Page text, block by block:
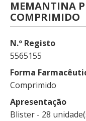
MEMANTINA
COMPRIMIDO
N.º Registo
5565155
Forma
Comprimido
Apresentação
Blister - 28